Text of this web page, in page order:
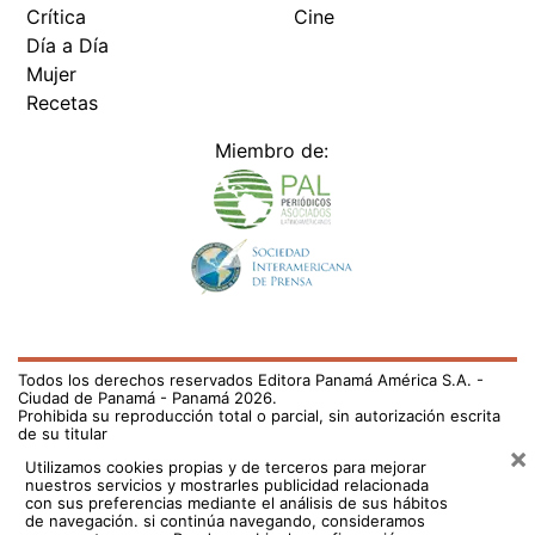
Crítica
Día a Día
Mujer
Recetas
Cine
Miembro de:
Todos los derechos reservados Editora Panamá América S.A. -
Ciudad de Panamá - Panamá 2026.
Prohibida su reproducción total o parcial, sin autorización escrita
de su titular
Utilizamos cookies propias y de terceros para mejorar
nuestros servicios y mostrarles publicidad relacionada
con sus preferencias mediante el análisis de sus hábitos
de navegación. si continúa navegando, consideramos
×